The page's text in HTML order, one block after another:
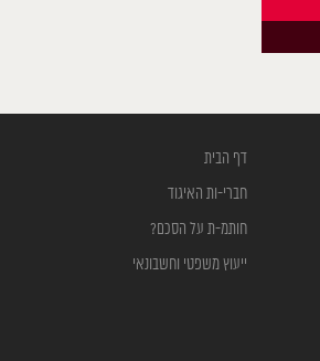
דף הבית
חברי-ות האיגוד
חותמ-ת על הסכם?
ייעוץ משפטי וחשבונאי